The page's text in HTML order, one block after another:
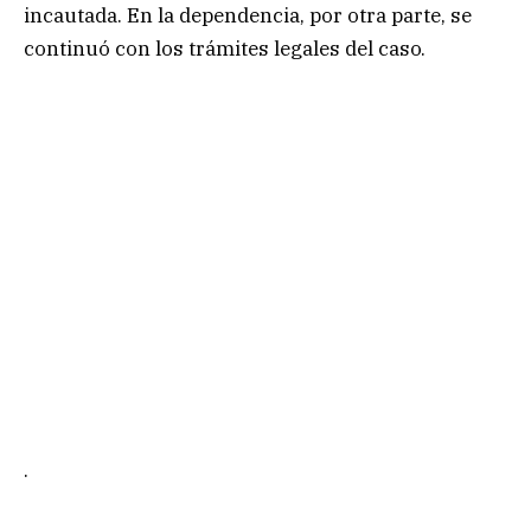
incautada. En la dependencia, por otra parte, se
continuó con los trámites legales del caso.
.